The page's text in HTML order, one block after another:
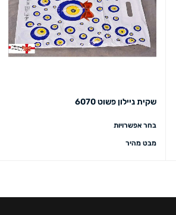
שקית ניילון פשוט 6070
בחר אפשרויות
מבט מהיר